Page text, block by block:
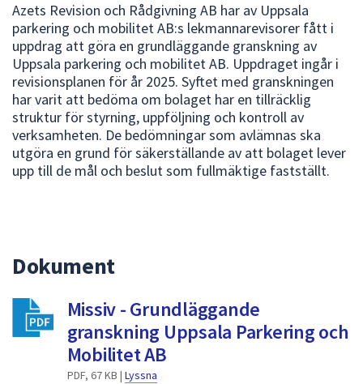
att
navigera
mellan
sökförslagen
och
enter
för
att
välja
Azets Revision och Rådgivning AB har av Uppsala
parkering och mobilitet AB:s lekmannarevisorer fått i
uppdrag att göra en grundläggande granskning av
Uppsala parkering och mobilitet AB. Uppdraget ingår i
revisionsplanen för år 2025. Syftet med granskningen
har varit att bedöma om bolaget har en tillräcklig
struktur för styrning, uppföljning och kontroll av
verksamheten. De bedömningar som avlämnas ska
utgöra en grund för säkerställande av att bolaget lever
upp till de mål och beslut som fullmäktige fastställt.
Dokument
Missiv - Grundläggande
granskning Uppsala Parkering och
Mobilitet AB
PDF, 67 KB | Lyssna